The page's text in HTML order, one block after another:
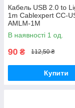
Кабель USB 2.0 to
1m Cablexpert CC-
AMLM-1M
В наявності 1 од.
90 ₴ 112,50 ₴
Купити